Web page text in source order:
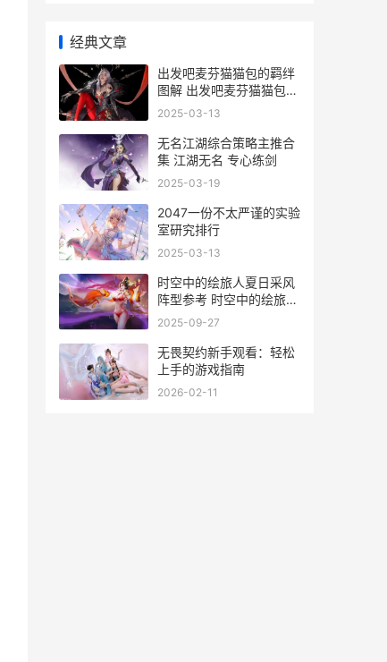
经典文章
出发吧麦芬猫猫包的羁绊
图解 出发吧麦芬猫猫包风
味融合怎么玩
2025-03-13
无名江湖综合策略主推合
集 江湖无名 专心练剑
2025-03-19
2047一份不太严谨的实验
室研究排行
2025-03-13
时空中的绘旅人夏日采风
阵型参考 时空中的绘旅人
官网
2025-09-27
无畏契约新手观看：轻松
上手的游戏指南
2026-02-11